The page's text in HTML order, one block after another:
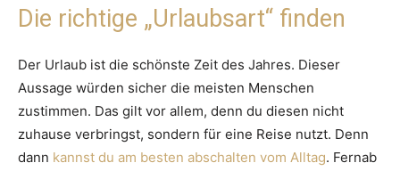
Die richtige „Urlaubsart“ finden
Der Urlaub ist die schönste Zeit des Jahres. Dieser
Aussage würden sicher die meisten Menschen
zustimmen. Das gilt vor allem, denn du diesen nicht
zuhause verbringst, sondern für eine Reise nutzt. Denn
dann kannst du am besten abschalten vom Alltag. Fernab